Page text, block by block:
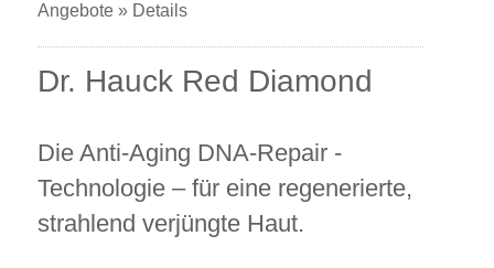
Angebote » Details
Dr. Hauck Red Diamond
Die Anti-Aging DNA-Repair -
Technologie – für eine regenerierte,
strahlend verjüngte Haut.